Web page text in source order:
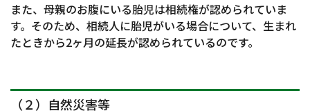
また、母親のお腹にいる胎児は相続権が認められていま
す。そのため、相続人に胎児がいる場合について、生まれ
たときから2ヶ月の延長が認められているのです。
（２）自然災害等